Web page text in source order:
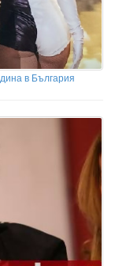
в България